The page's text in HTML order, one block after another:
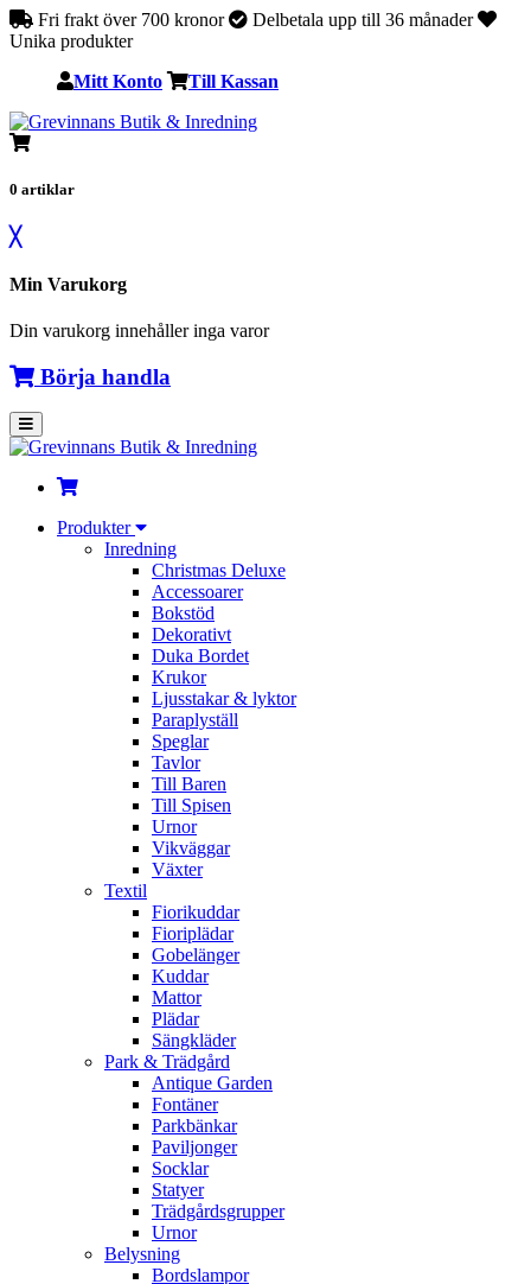
Fri frakt över 700 kronor
Delbetala upp till 36 månader
Unika produkter
Mitt Konto Till Kassan
0 artiklar
╳
Min Varukorg
Din varukorg innehåller inga varor
Börja handla
Produkter
Inredning
Christmas Deluxe
Accessoarer
Bokstöd
Dekorativt
Duka Bordet
Krukor
Ljusstakar & lyktor
Paraplyställ
Speglar
Tavlor
Till Baren
Till Spisen
Urnor
Vikväggar
Växter
Textil
Fiorikuddar
Fioriplädar
Gobelänger
Kuddar
Mattor
Plädar
Sängkläder
Park & Trädgård
Antique Garden
Fontäner
Parkbänkar
Paviljonger
Socklar
Statyer
Trädgårdsgrupper
Urnor
Belysning
Bordslampor